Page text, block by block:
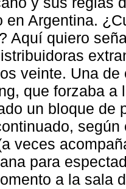
en Argentina.
Aquí quiero
veinte. Una
que forzaba a
un bloque de
veces
para
a la sala